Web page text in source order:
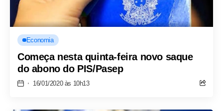
Economia
Começa nesta quinta-feira novo saque
do abono do PIS/Pasep
16/01/2020 às 10h13